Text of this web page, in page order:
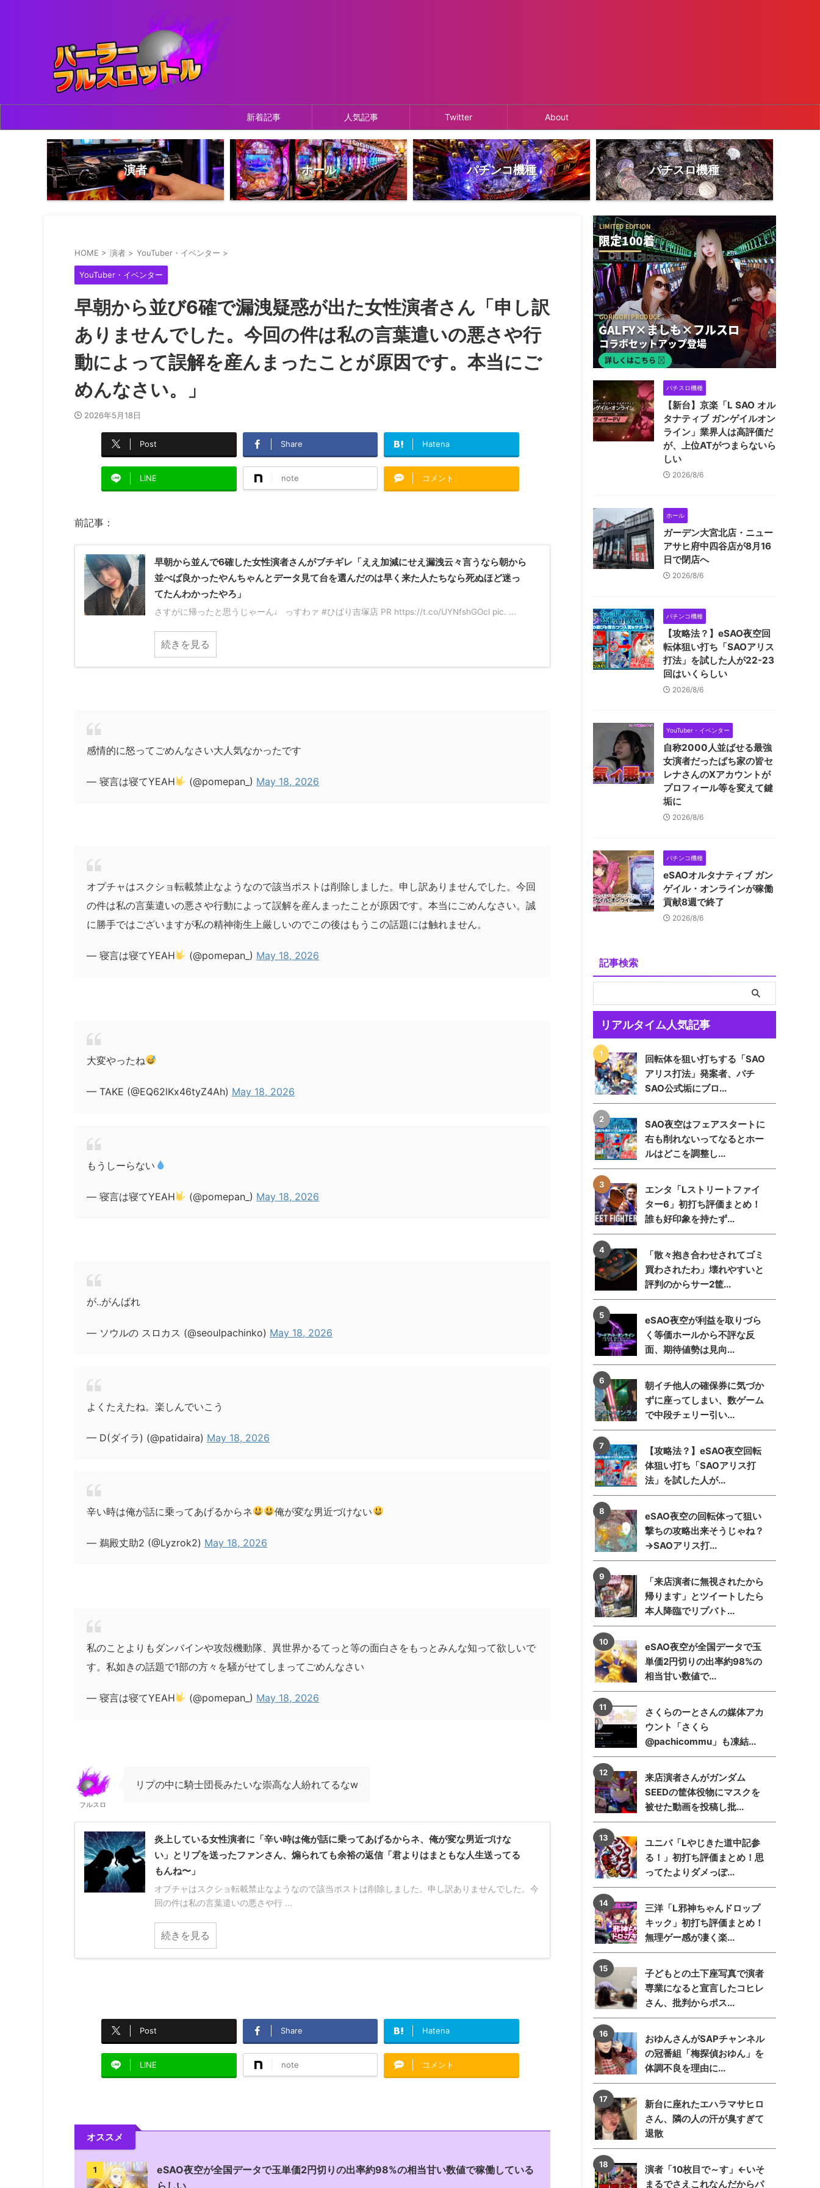
新着記事 人気記事 Twitter About
演者 ホール パチンコ機種 パチスロ機種
HOME > 演者 > YouTuber・イベンター >
YouTuber・イベンター
早朝から並び6確で漏洩疑惑が出た女性演者さん「申し訳
ありませんでした。今回の件は私の言葉遣いの悪さや行
動によって誤解を産んまったことが原因です。本当にご
めんなさい。」
2026年5月18日
Post Share Hatena
LINE note コメント
前記事：
早朝から並んで6確した女性演者さんがブチギレ「ええ加減にせえ漏洩云々言うなら朝から
並べば良かったやんちゃんとデータ見て台を選んだのは早く来た人たちなら死ぬほど迷っ
てたんわかったやろ」
さすがに帰ったと思うじゃーん♩ っすわァ #ひばり吉塚店 PR https://t.co/UYNfshGOcl pic. ...
続きを見る
感情的に怒ってごめんなさい大人気なかったです
— 寝言は寝てYEAH (@pomepan_) May 18, 2026
オプチャはスクショ転載禁止なようなので該当ポストは削除しました。申し訳ありませんでした。今回
の件は私の言葉遣いの悪さや行動によって誤解を産んまったことが原因です。本当にごめんなさい。誠
に勝手ではございますが私の精神衛生上厳しいのでこの後はもうこの話題には触れません。
— 寝言は寝てYEAH (@pomepan_) May 18, 2026
大変やったね
— TAKE (@EQ62lKx46tyZ4Ah) May 18, 2026
もうしーらない
— 寝言は寝てYEAH (@pomepan_) May 18, 2026
が..がんばれ
— ソウルの スロカス (@seoulpachinko) May 18, 2026
よくたえたね。楽しんでいこう
— D(ダイラ) (@patidaira) May 18, 2026
辛い時は俺が話に乗ってあげるからネ 俺が変な男近づけない
— 鵜殿丈助2 (@Lyzrok2) May 18, 2026
私のことよりもダンバインや攻殻機動隊、異世界かるてっと等の面白さをもっとみんな知って欲しいで
す。私如きの話題で1部の方々を騒がせてしまってごめんなさい
— 寝言は寝てYEAH (@pomepan_) May 18, 2026
フルスロ
リプの中に騎士団長みたいな崇高な人紛れてるなw
炎上している女性演者に「辛い時は俺が話に乗ってあげるからネ、俺が変な男近づけな
い」とリプを送ったファンさん、煽られても余裕の返信「君よりはまともな人生送ってる
もんね〜」
オプチャはスクショ転載禁止なようなので該当ポストは削除しました。申し訳ありませんでした。今
回の件は私の言葉遣いの悪さや行 ...
続きを見る
Post Share Hatena
LINE note コメント
オススメ
1
eSAO夜空が全国データで玉単価2円切りの出率約98%の相当甘い数値で稼働している
らしい
パチスロ機種
【新台】京楽「L SAO オル
タナティブ ガンゲイルオン
ライン」業界人は高評価だ
が、上位ATがつまらないら
しい
2026/8/6
ホール
ガーデン大宮北店・ニュー
アサヒ府中四谷店が8月16
日で閉店へ
2026/8/6
パチンコ機種
【攻略法？】eSAO夜空回
転体狙い打ち「SAOアリス
打法」を試した人が22-23
回はいくらしい
2026/8/6
YouTuber・イベンター
自称2000人並ばせる最強
女演者だったぱち家の皆セ
レナさんのXアカウントが
プロフィール等を変えて鍵
垢に
2026/8/6
パチンコ機種
eSAOオルタナティブ ガン
ゲイル・オンラインが稼働
貢献8週で終了
2026/8/6
記事検索
リアルタイム人気記事
回転体を狙い打ちする「SAO
アリス打法」発案者、パチ
SAO公式垢にブロ...
SAO夜空はフェアスタートに
右も削れないってなるとホー
ルはどこを調整し...
エンタ「Lストリートファイ
ター6」初打ち評価まとめ！
誰も好印象を持たず...
「散々抱き合わせされてゴミ
買わされたわ」壊れやすいと
評判のからサー2筐...
eSAO夜空が利益を取りづら
く等価ホールから不評な反
面、期待値勢は見向...
朝イチ他人の確保券に気づか
ずに座ってしまい、数ゲーム
で中段チェリー引い...
【攻略法？】eSAO夜空回転
体狙い打ち「SAOアリス打
法」を試した人が...
eSAO夜空の回転体って狙い
撃ちの攻略出来そうじゃね？
→SAOアリス打...
「来店演者に無視されたから
帰ります」とツイートしたら
本人降臨でリプバト...
eSAO夜空が全国データで玉
単価2円切りの出率約98%の
相当甘い数値で...
さくらのーとさんの媒体アカ
ウント「さくら
@pachicommu」も凍結...
来店演者さんがガンダム
SEEDの筐体役物にマスクを
被せた動画を投稿し批...
ユニバ「Lやじきた道中記参
る！」初打ち評価まとめ！思
ってたよりダメっぽ...
三洋「L邪神ちゃんドロップ
キック」初打ち評価まとめ！
無理ゲー感が凄く楽...
子どもとの土下座写真で演者
専業になると宣言したコヒレ
さん、批判からポス...
おゆんさんがSAPチャンネル
の冠番組「梅探偵おゆん」を
体調不良を理由に...
新台に座れたエハラマサヒロ
さん、隣の人の汗が臭すぎて
退散
演者「10枚目で～す」←いそ
まるでさえこれなんだからパ